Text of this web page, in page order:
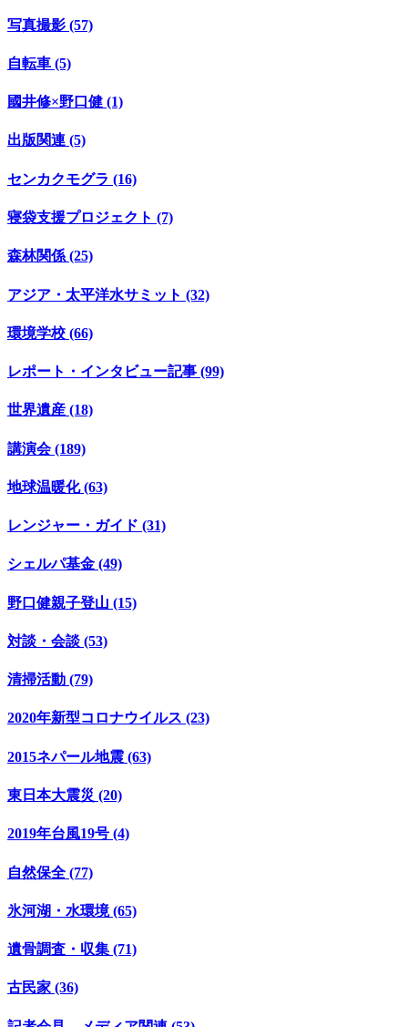
写真撮影 (57)
自転車 (5)
國井修×野口健 (1)
出版関連 (5)
センカクモグラ (16)
寝袋支援プロジェクト (7)
森林関係 (25)
アジア・太平洋水サミット (32)
環境学校 (66)
レポート・インタビュー記事 (99)
世界遺産 (18)
講演会 (189)
地球温暖化 (63)
レンジャー・ガイド (31)
シェルパ基金 (49)
野口健親子登山 (15)
対談・会談 (53)
清掃活動 (79)
2020年新型コロナウイルス (23)
2015ネパール地震 (63)
東日本大震災 (20)
2019年台風19号 (4)
自然保全 (77)
氷河湖・水環境 (65)
遺骨調査・収集 (71)
古民家 (36)